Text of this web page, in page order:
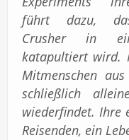
führt dazu,
Crusher in
katapultiert wird.
Mitmenschen
schließlich
wiederfindet. Ihre
Reisenden, ein